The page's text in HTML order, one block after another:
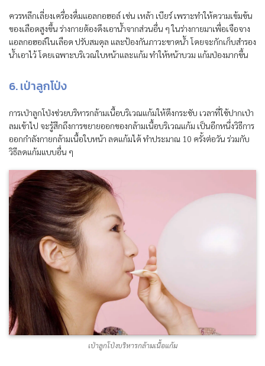
ควรหลีกเลี่ยงเครื่องดื่มแอลกอฮอล์ เช่น เหล้า เบียร์ เพราะทำให้ความเข้มข้น
ของเลือดสูงขึ้น ร่างกายต้องดึงเอาน้ำจากส่วนอื่น ๆ ในร่างกายมาเพื่อเจือจาง
แอลกอฮอล์ในเลือด ปรับสมดุล และป้องกันภาวะขาดน้ำ โดยจะกักเก็บสำรอง
น้ำเอาไว้ โดยเฉพาะบริเวณใบหน้าและแก้ม ทำให้หน้าบวม แก้มป่องมากขึ้น
6. เป่าลูกโป่ง
การเป่าลูกโป่งช่วยบริหารกล้ามเนื้อบริเวณแก้มให้ตึงกระชับ เวลาที่ใช้ปากเป่า
ลมเข้าไป จะรู้สีกถึงการขยายออกของกล้ามเนื้อบริเวณแก้ม เป็นอีกหนึ่งวิธีการ
ออกกำลังกายกล้ามเนื้อใบหน้า ลดแก้มได้ ทำประมาณ 10 ครั้งต่อวัน ร่วมกับ
วิธีลดแก้มแบบอื่น ๆ
เป่าลูกโป่งบริหารกล้ามเนื้อแก้ม